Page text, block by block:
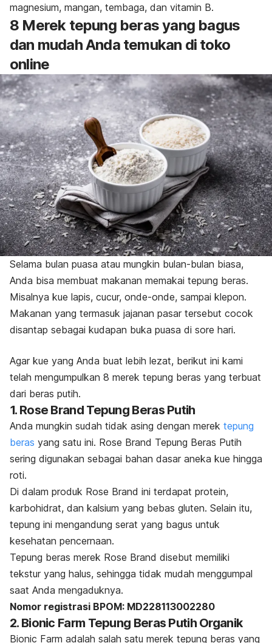
magnesium, mangan, tembaga, dan vitamin B.
8 Merek tepung beras yang bagus
dan mudah Anda temukan di toko
online
Selama bulan puasa atau mungkin bulan-bulan biasa,
Anda bisa membuat makanan memakai tepung beras.
Misalnya kue lapis, cucur, onde-onde, sampai klepon.
Makanan yang termasuk jajanan pasar tersebut cocok
disantap sebagai kudapan buka puasa di sore hari.
Agar kue yang Anda buat lebih lezat, berikut ini kami
telah mengumpulkan 8 merek tepung beras yang terbuat
dari beras putih.
1. Rose Brand Tepung Beras Putih
Anda mungkin sudah tidak asing dengan merek tepung
beras yang satu ini. Rose Brand Tepung Beras Putih
sering digunakan sebagai bahan dasar aneka kue hingga
roti.
Di dalam produk Rose Brand ini terdapat protein,
karbohidrat, dan kalsium yang bebas gluten. Selain itu,
tepung ini mengandung serat yang bagus untuk
kesehatan pencernaan.
Tepung beras merek Rose Brand disebut memiliki
tekstur yang halus, sehingga tidak mudah menggumpal
saat Anda mengaduknya.
Nomor registrasi BPOM: MD228113002280
2. Bionic Farm Tepung Beras Putih Organik
Bionic Farm adalah salah satu merek tepung beras yang